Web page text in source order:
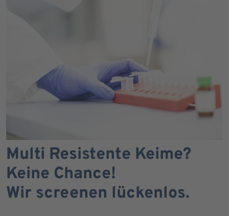
Multi Resistente Keime?
Keine Chance!
Wir screenen lückenlos.